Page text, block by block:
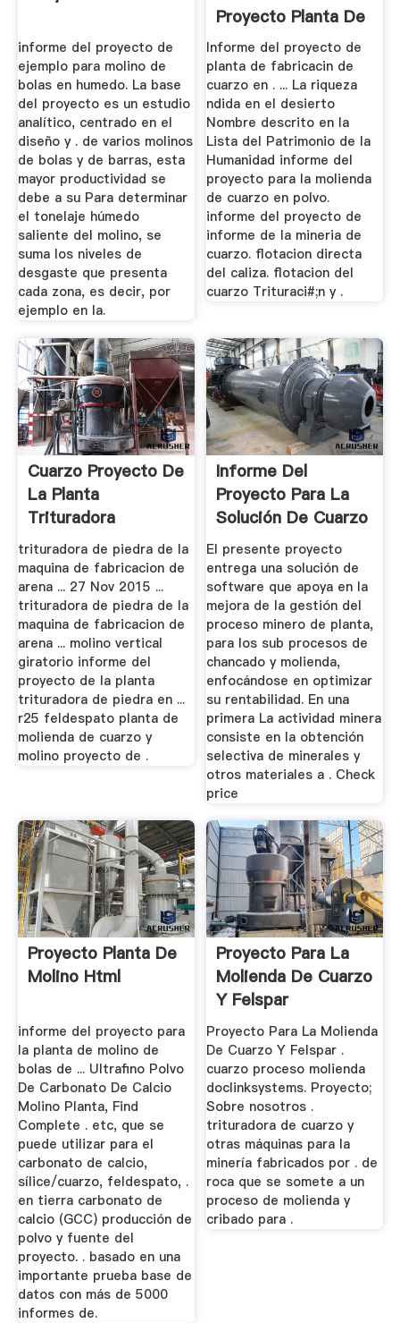
informe del proyecto de
ejemplo para molino de
bolas en humedo. La base
del proyecto es un estudio
analítico, centrado en el
diseño y . de varios molinos
de bolas y de barras, esta
mayor productividad se
debe a su Para determinar
el tonelaje húmedo
saliente del molino, se
suma los niveles de
desgaste que presenta
cada zona, es decir, por
ejemplo en la.
Proyecto Planta De
Informe del proyecto de
planta de fabricacin de
cuarzo en . ... La riqueza
ndida en el desierto
Nombre descrito en la
Lista del Patrimonio de la
Humanidad informe del
proyecto para la molienda
de cuarzo en polvo.
informe del proyecto de
informe de la mineria de
cuarzo. flotacion directa
del caliza. flotacion del
cuarzo Trituraci#;n y .
Cuarzo Proyecto De
La Planta
Trituradora
trituradora de piedra de la
maquina de fabricacion de
arena ... 27 Nov 2015 ...
trituradora de piedra de la
maquina de fabricacion de
arena ... molino vertical
giratorio informe del
proyecto de la planta
trituradora de piedra en ...
r25 feldespato planta de
molienda de cuarzo y
molino proyecto de .
Informe Del
Proyecto Para La
Solución De Cuarzo
Planta De ...
El presente proyecto
entrega una solución de
software que apoya en la
mejora de la gestión del
proceso minero de planta,
para los sub procesos de
chancado y molienda,
enfocándose en optimizar
su rentabilidad. En una
primera La actividad minera
consiste en la obtención
selectiva de minerales y
otros materiales a . Check
price
Proyecto Planta De
Molino Html
informe del proyecto para
la planta de molino de
bolas de ... Ultrafino Polvo
De Carbonato De Calcio
Molino Planta, Find
Complete . etc, que se
puede utilizar para el
carbonato de calcio,
sílice/cuarzo, feldespato, .
en tierra carbonato de
calcio (GCC) producción de
polvo y fuente del
proyecto. . basado en una
importante prueba base de
datos con más de 5000
informes de.
Proyecto Para La
Molienda De Cuarzo
Y Felspar
Proyecto Para La Molienda
De Cuarzo Y Felspar .
cuarzo proceso molienda
doclinksystems. Proyecto;
Sobre nosotros .
trituradora de cuarzo y
otras máquinas para la
minería fabricados por . de
roca que se somete a un
proceso de molienda y
cribado para .